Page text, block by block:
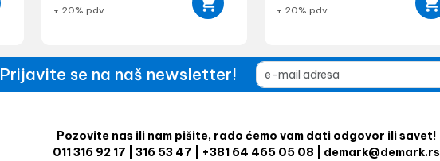
+ 20% pdv
+ 20% pdv
Prijavite se na naš newsletter!
Pozovite nas ili nam pišite, rado ćemo vam dati odgovor ili savet!
011 316 92 17 | 316 53 47 | +381 64 465 05 08 | demark@demark.rs